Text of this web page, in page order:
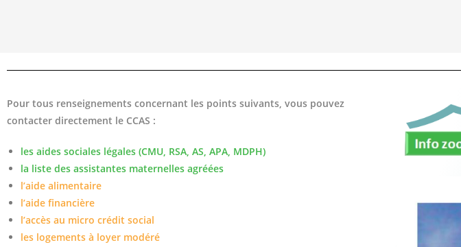
Pour tous renseignements concernant les points suivants, vous pouvez
contacter directement le CCAS :
les aides sociales légales (CMU, RSA, AS, APA, MDPH)
la liste des assistantes maternelles agréées
l’aide alimentaire
l’aide financière
l’accès au micro crédit social
les logements à loyer modéré